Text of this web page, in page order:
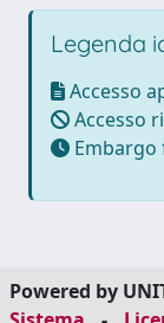
Legenda
Accesso
Accesso
Embargo
Powered by